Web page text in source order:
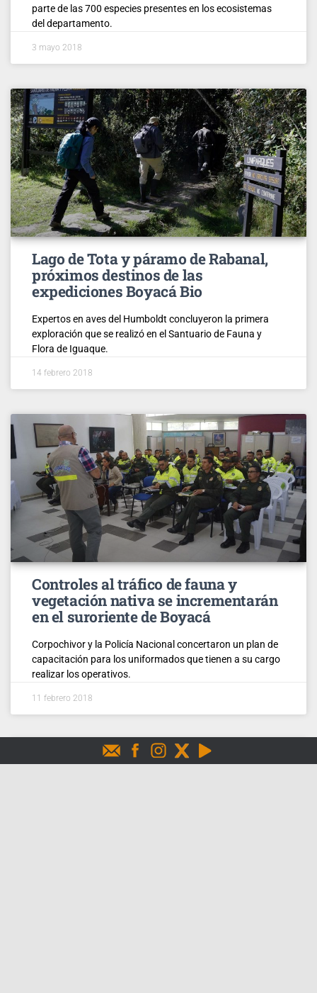
parte de las 700 especies presentes en los ecosistemas
del departamento.
3 mayo 2018
Lago de Tota y páramo de Rabanal,
próximos destinos de las
expediciones Boyacá Bio
Expertos en aves del Humboldt concluyeron la primera
exploración que se realizó en el Santuario de Fauna y
Flora de Iguaque.
14 febrero 2018
Controles al tráfico de fauna y
vegetación nativa se incrementarán
en el suroriente de Boyacá
Corpochivor y la Policía Nacional concertaron un plan de
capacitación para los uniformados que tienen a su cargo
realizar los operativos.
11 febrero 2018